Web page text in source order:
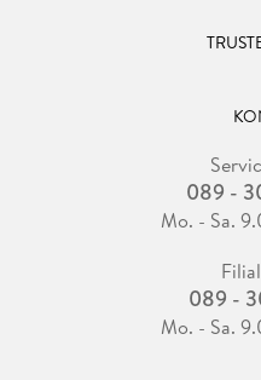
089 -
Mo. - Sa.
089 -
Mo. - Sa.